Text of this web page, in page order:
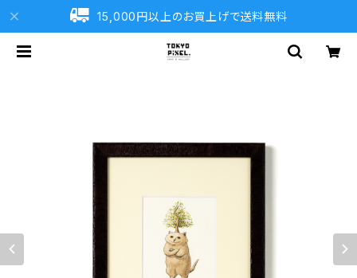
15,000円以上のお買上げで送料無料